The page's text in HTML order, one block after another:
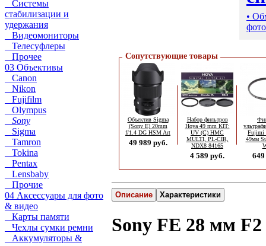
Системы
стабилизации и
удержания
Видеомониторы
Телесуфлеры
Прочее
03 Объективы
Canon
Nikon
Fujifilm
Olympus
Sony
Sigma
Tamron
Tokina
Pentax
Lensbaby
Прочие
04 Аксессуары для фото
& видео
Карты памяти
Чехлы сумки ремни
Аккумуляторы &
•
Сопутствующие товары
Объектив Sigma
(Sony E) 20mm
f/1.4 DG HSM Art
49 989 руб.
Набор фильтров
Hoya 49 mm KIT:
UV (C) HMC
MULTI, PL-CIR,
NDX8 84165
4 589 руб.
Fujimi
49мм
Описание Характеристики
Sony FE 28 мм